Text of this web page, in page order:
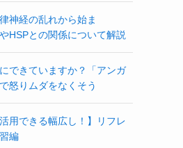
神経の乱れから始ま
HSPとの関係について解説
できていますか？「アンガ
怒りムダをなくそう
用できる幅広し！】リフレ
編